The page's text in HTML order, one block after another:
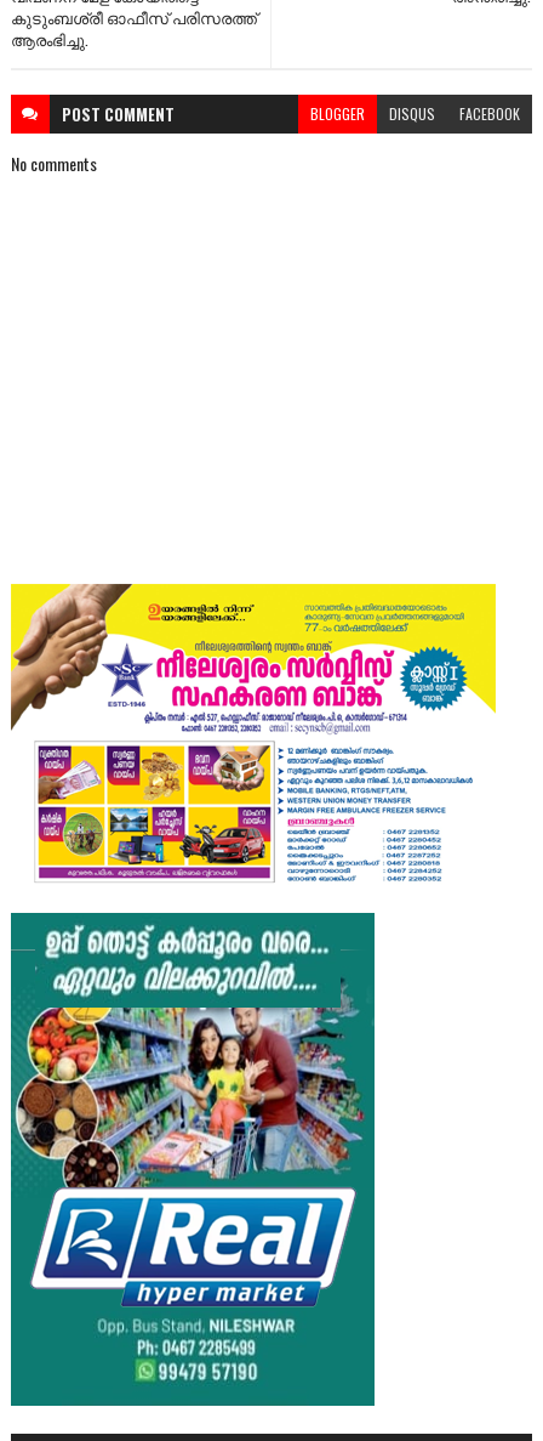
കുടുംബശ്രീ ഓഫീസ് പരിസരത്ത്
ആരംഭിച്ചു.
POST COMMENT BLOGGER DISQUS FACEBOOK
No comments